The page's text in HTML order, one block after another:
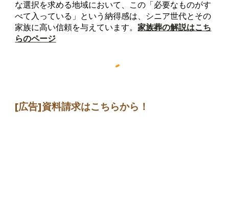
な選択を求める地域において、この「必要なものがす
べて入っている」という納得感は、シニア世代とその
家族に高い信頼を与えています。家族葬の解説はこち
らのページ
[広告]資料請求はこちらから ！